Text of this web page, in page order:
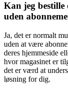
Kan jeg
uden
Ja, det er normalt
uden at være
deres hjemmeside
hvor magasinet er
det er værd at
løsning for dig.